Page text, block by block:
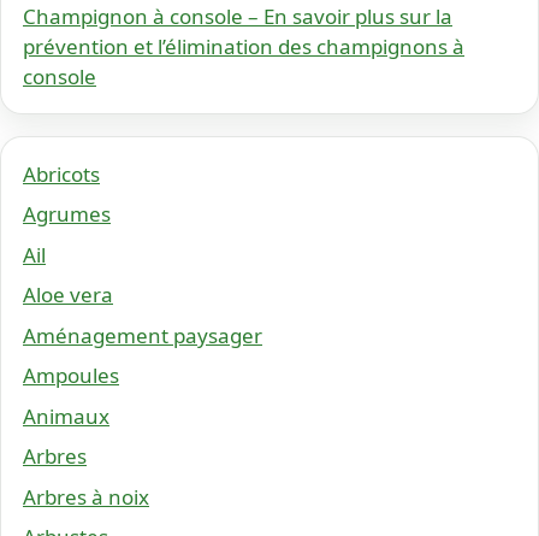
Champignon à console – En savoir plus sur la
prévention et l’élimination des champignons à
console
Abricots
Agrumes
Ail
Aloe vera
Aménagement paysager
Ampoules
Animaux
Arbres
Arbres à noix